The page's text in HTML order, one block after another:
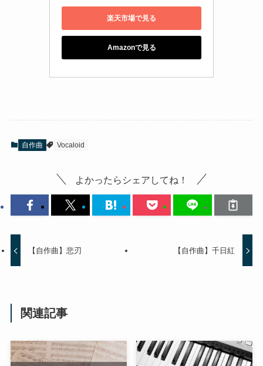
楽天市場で見る
Amazonで見る
自作曲 Vocaloid
よかったらシェアしてね！
【自作曲】悲刃 【自作曲】千日紅
関連記事